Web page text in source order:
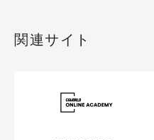
関連サイト